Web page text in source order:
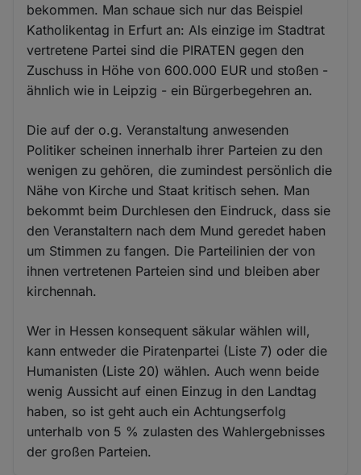
bekommen. Man schaue sich nur das Beispiel
Katholikentag in Erfurt an: Als einzige im Stadtrat
vertretene Partei sind die PIRATEN gegen den
Zuschuss in Höhe von 600.000 EUR und stoßen -
ähnlich wie in Leipzig - ein Bürgerbegehren an.
Die auf der o.g. Veranstaltung anwesenden
Politiker scheinen innerhalb ihrer Parteien zu den
wenigen zu gehören, die zumindest persönlich die
Nähe von Kirche und Staat kritisch sehen. Man
bekommt beim Durchlesen den Eindruck, dass sie
den Veranstaltern nach dem Mund geredet haben
um Stimmen zu fangen. Die Parteilinien der von
ihnen vertretenen Parteien sind und bleiben aber
kirchennah.
Wer in Hessen konsequent säkular wählen will,
kann entweder die Piratenpartei (Liste 7) oder die
Humanisten (Liste 20) wählen. Auch wenn beide
wenig Aussicht auf einen Einzug in den Landtag
haben, so ist geht auch ein Achtungserfolg
unterhalb von 5 % zulasten des Wahlergebnisses
der großen Parteien.